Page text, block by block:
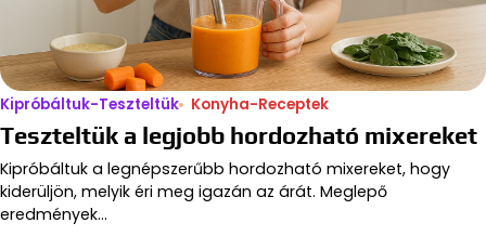
Kipróbáltuk-Teszteltük Konyha-Receptek
Teszteltük a legjobb hordozható mixereket
Kipróbáltuk a legnépszerűbb hordozható mixereket, hogy
kiderüljön, melyik éri meg igazán az árát. Meglepő
eredmények…